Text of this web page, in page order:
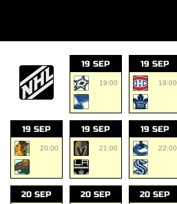
19 SEP
19:00
19 SEP
19:00
19 SEP
20:00
19 SEP
21:00
19 SEP
22:00
20 SEP 20 SEP 20 SEP